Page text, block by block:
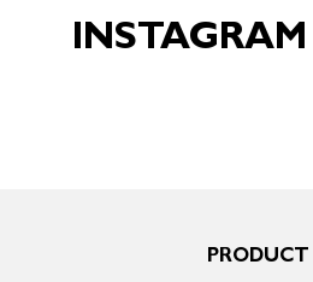
INSTAGRAM
PRODUCT